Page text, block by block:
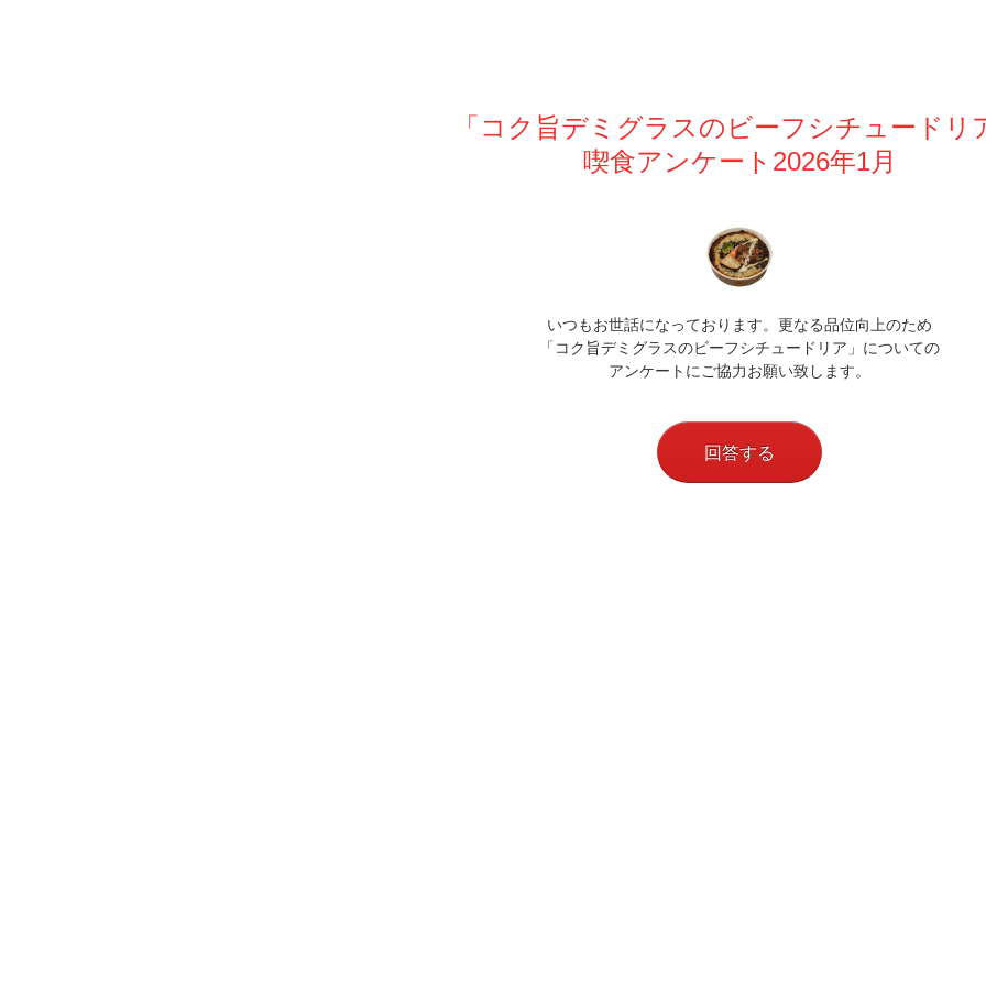
「コク旨デミグラスのビーフシチュードリ
喫食アンケート2026年1月
いつもお世話になっております。更なる品位向上のため
「コク旨デミグラスのビーフシチュードリア」についての
アンケートにご協力お願い致します。
回答する